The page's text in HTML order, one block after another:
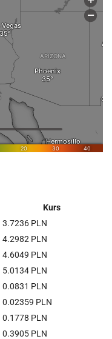
Kurs
3.7236 PLN
4.2982 PLN
4.6049 PLN
5.0134 PLN
0.0831 PLN
0.02359 PLN
0.1778 PLN
0.3905 PLN